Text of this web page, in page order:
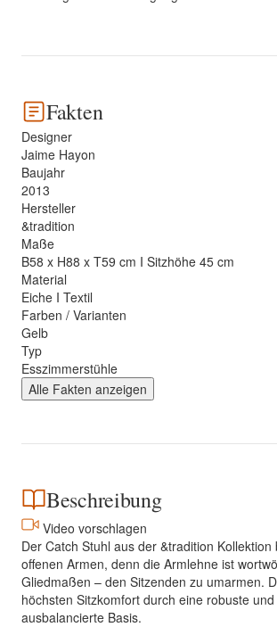
Fakten
Designer
Jaime Hayon
Baujahr
2013
Hersteller
&tradition
Maße
B58 x H88 x T59 cm I Sitzhöhe 45 cm
Material
Eiche I Textil
Farben / Varianten
Gelb
Typ
Esszimmerstühle
Alle Fakten anzeigen
Beschreibung
Video vorschlagen
Der Catch Stuhl aus der &tradition
offenen Armen, denn die Armlehne ist
Gliedmaßen – den Sitzenden zu umarmen.
höchsten Sitzkomfort durch eine robuste
ausbalancierte Basis.